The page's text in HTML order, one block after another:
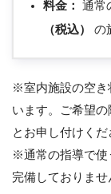
料金： 通常
（税込）
の
※室内施設の空き
います。ご希望
とお申し付けくだ
※通常の指導で使
完備しておりませ